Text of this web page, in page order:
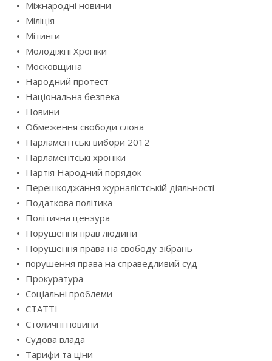
Міжнародні новини
Міліція
Мітинги
Молодіжні Хроніки
Московщина
Народний протест
Національна безпека
Новини
Обмеження свободи слова
Парламентські вибори 2012
Парламентські хроніки
Партія Народний порядок
Перешкоджання журналістській діяльності
Податкова політика
Політична цензура
Порушення прав людини
Порушення права на свободу зібрань
порушення права на справедливий суд
Прокуратура
Соціальні проблеми
СТАТТІ
Столичні новини
Судова влада
Тарифи та ціни